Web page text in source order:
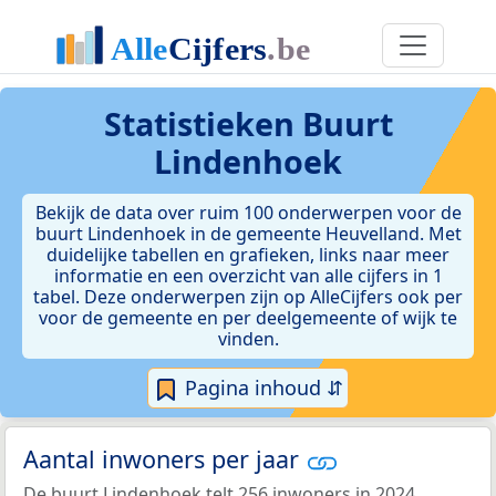
Statistieken Buurt
Lindenhoek
Bekijk de data over ruim 100 onderwerpen voor de
buurt Lindenhoek in de gemeente Heuvelland. Met
duidelijke tabellen en grafieken, links naar meer
informatie en een overzicht van alle cijfers in 1
tabel. Deze onderwerpen zijn op AlleCijfers ook per
voor de gemeente en per deelgemeente of wijk te
vinden.
Pagina inhoud ⇵
Aantal inwoners per jaar